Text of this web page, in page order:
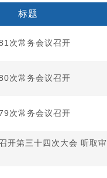
标题
次常务会议召开
次常务会议召开
次常务会议召开
开第三十四次大会 听取